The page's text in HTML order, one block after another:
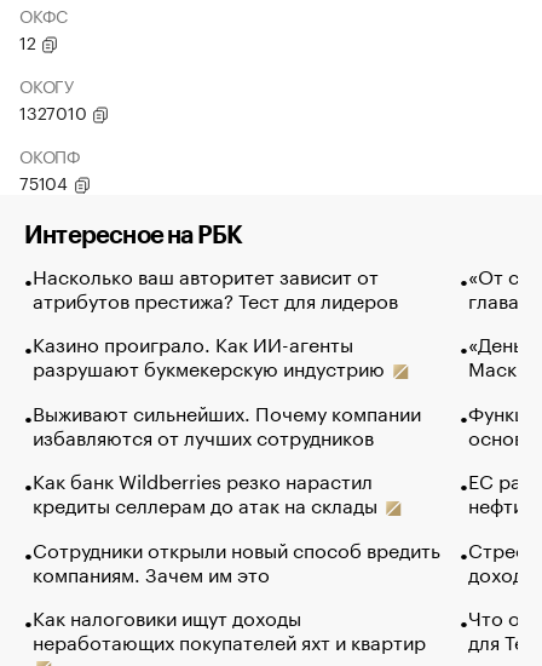
ОКФС
12
ОКОГУ
1327010
ОКОПФ
75104
Интересное на РБК
Насколько ваш авторитет зависит от
атрибутов престижа? Тест для лидеров
Казино проиграло. Как ИИ-агенты
разрушают букмекерскую индустрию
Выживают сильнейших. Почему компании
избавляются от лучших сотрудников
Как банк Wildberries резко нарастил
кредиты селлерам до атак на склады
Сотрудники открыли новый способ вредить
компаниям. Зачем им это
Как налоговики ищут доходы
неработающих покупателей яхт и квартир
«От
глава
Маск в
основ
ЕС
нефти
Что
для